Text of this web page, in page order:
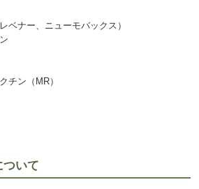
ベナー、ニューモバックス）
チン（MR）
ついて